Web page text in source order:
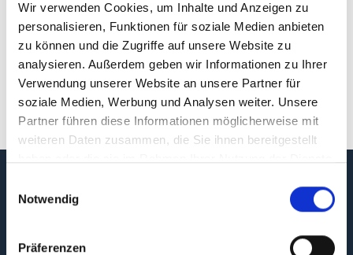
Wir verwenden Cookies, um Inhalte und Anzeigen zu
personalisieren, Funktionen für soziale Medien anbieten
zu können und die Zugriffe auf unsere Website zu
analysieren. Außerdem geben wir Informationen zu Ihrer
Verwendung unserer Website an unsere Partner für
soziale Medien, Werbung und Analysen weiter. Unsere
Partner führen diese Informationen möglicherweise mit
weiteren Daten zusammen, die Sie ihnen bereitgestellt
Notwendig
Präferenzen
unseren Newsletter! Wir freuen uns, dich an
unserem Stammtisch begrüßen zu dürfen. :) Dein
Xavin Team
Für Anleger